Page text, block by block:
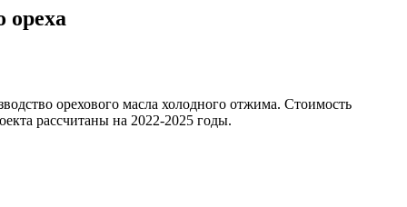
ореха
орехового масла холодного отжима. Стоимость
рассчитаны на 2022-2025 годы.